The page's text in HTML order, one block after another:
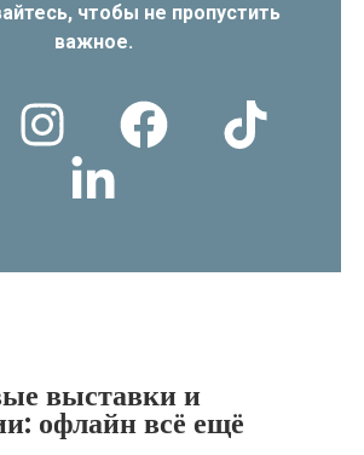
чтобы не пропустить
важное.
выставки и
офлайн всё ещё